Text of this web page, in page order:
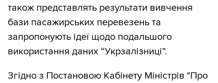
також представлять результати вивчення
бази пасажирських перевезень та
запропонують ідеї щодо подальшого
використання даних “Укрзалізниці”.
Згідно з Постановою Кабінету Міністрів "Про